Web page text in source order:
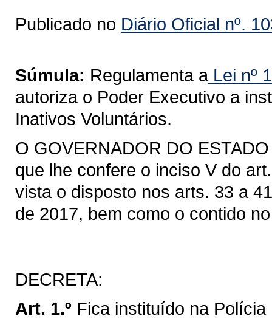
Publicado no Diário Oficial nº.
Súmula: Regulamenta aLei nº
autoriza o Poder Executivo a
Inativos Voluntários.
O GOVERNADOR DO
que lhe confere o inciso V do
vista o disposto nos arts. 33 a
de 2017, bem como o contido
DECRETA:
Art. 1.º Fica instituído na